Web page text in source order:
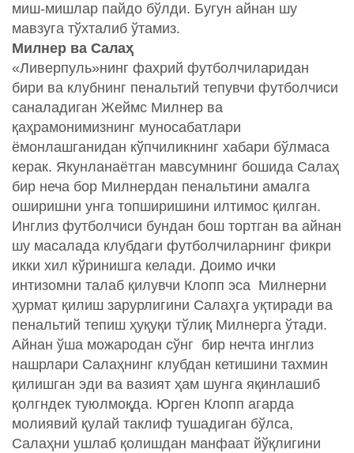
миш-мишлар пайдо бўлди. Бугун айнан шу
мавзуга тўхталиб ўтамиз.
Милнер ва Салаҳ
«Ливерпуль»нинг фахрий футболчиларидан
бири ва клубнинг пенальтий тепувчи футболчиси
саналадиган Жеймс Милнер ва
қаҳрамонимизнинг муносабатлари
ёмонлашганидан кўпчиликнинг хабари бўлмаса
керак. Якунланаётган мавсумнинг бошида Салаҳ
бир неча бор Милнердан пенальтини амалга
оширишни унга топширишини илтимос қилган.
Инглиз футболчиси бундан бош тортган ва айнан
шу масалада клубдаги футболчиларнинг фикри
икки хил кўринишга келади. Доимо ички
интизомни талаб қилувчи Клопп эса Милнерни
ҳурмат қилиш зарурлигини Салаҳга уқтиради ва
пенальтий тепиш ҳуқуқи тўлиқ Милнерга ўтади.
Айнан ўша можародан сўнг бир нечта инглиз
нашрлари Салаҳнинг клубдан кетишини тахмин
қилишган эди ва вазият ҳам шунга яқинлашиб
қолгндек туюлмоқда. Юрген Клопп агарда
молиявий қулай таклиф тушадиган бўлса,
Салаҳни ушлаб қолишдан манфаат йўқлигини